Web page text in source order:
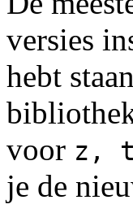
versies
hebt
voor z,
je de